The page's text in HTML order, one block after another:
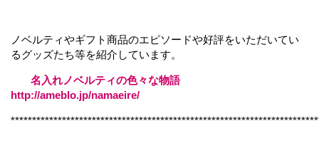
ノベルティやギフト商品のエピソードや好評をいただいてい
るグッズたち等を紹介しています。
名入れノベルティの色々な物語
http://ameblo.jp/namaeire/